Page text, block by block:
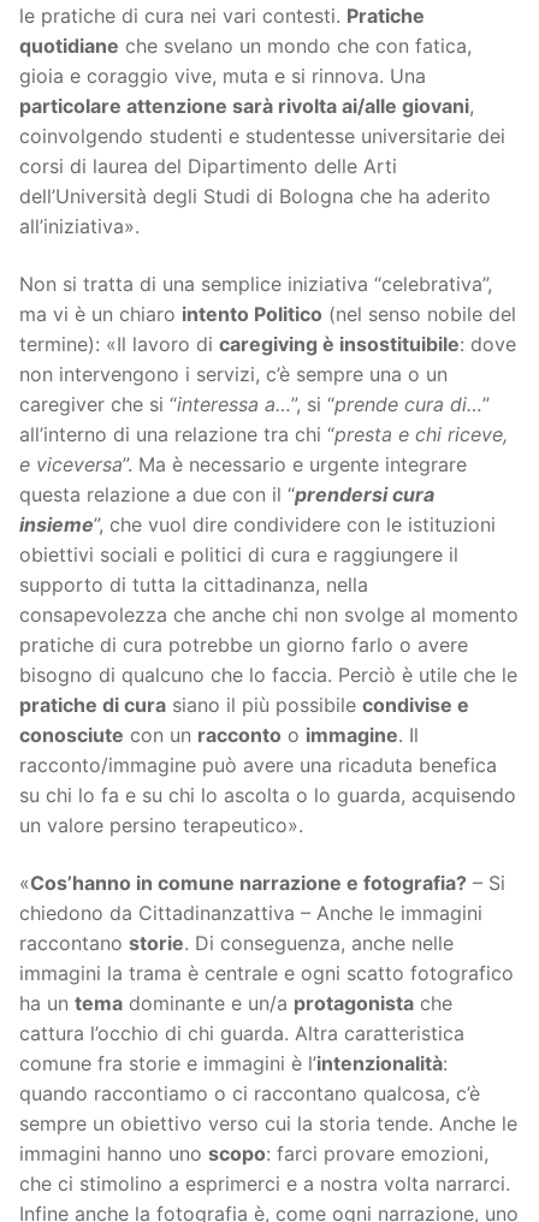
le pratiche di cura nei vari contesti. Pratiche
quotidiane che svelano un mondo che con fatica,
gioia e coraggio vive, muta e si rinnova. Una
particolare attenzione sarà rivolta ai/alle giovani,
coinvolgendo studenti e studentesse universitarie dei
corsi di laurea del Dipartimento delle Arti
dell’Università degli Studi di Bologna che ha aderito
all’iniziativa».
Non si tratta di una semplice iniziativa “celebrativa”,
ma vi è un chiaro intento Politico (nel senso nobile del
termine): «Il lavoro di caregiving è insostituibile: dove
non intervengono i servizi, c’è sempre una o un
caregiver che si “interessa a…”, si “prende cura di…”
all’interno di una relazione tra chi “presta e chi riceve,
e viceversa”. Ma è necessario e urgente integrare
questa relazione a due con il “prendersi cura
insieme”, che vuol dire condividere con le istituzioni
obiettivi sociali e politici di cura e raggiungere il
supporto di tutta la cittadinanza, nella
consapevolezza che anche chi non svolge al momento
pratiche di cura potrebbe un giorno farlo o avere
bisogno di qualcuno che lo faccia. Perciò è utile che le
pratiche di cura siano il più possibile condivise e
conosciute con un racconto o immagine. Il
racconto/immagine può avere una ricaduta benefica
su chi lo fa e su chi lo ascolta o lo guarda, acquisendo
un valore persino terapeutico».
«Cos’hanno in comune narrazione e fotografia? – Si
chiedono da Cittadinanzattiva – Anche le immagini
raccontano storie. Di conseguenza, anche nelle
immagini la trama è centrale e ogni scatto fotografico
ha un tema dominante e un/a protagonista che
cattura l’occhio di chi guarda. Altra caratteristica
comune fra storie e immagini è l’intenzionalità:
quando raccontiamo o ci raccontano qualcosa, c’è
sempre un obiettivo verso cui la storia tende. Anche le
immagini hanno uno scopo: farci provare emozioni,
che ci stimolino a esprimerci e a nostra volta narrarci.
Infine anche la fotografia è, come ogni narrazione, uno